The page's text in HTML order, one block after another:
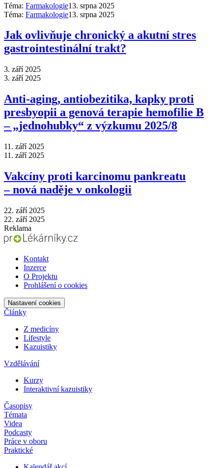
Téma: Farmakologie13. srpna 2025
Téma: Farmakologie13. srpna 2025
Jak ovlivňuje chronický a akutní stres
gastrointestinální trakt?
3. září 2025
3. září 2025
Anti‑aging, antiobezitika, kapky proti
presbyopii a genová terapie hemofilie B
–⁠ „jednohubky“ z výzkumu 2025/8
11. září 2025
11. září 2025
Vakcíny proti karcinomu pankreatu
–⁠ nová naděje v onkologii
22. září 2025
22. září 2025
Reklama
Kontakt
Inzerce
O Projektu
Prohlášení o cookies
Nastavení cookies
Články
Z medicíny
Lifestyle
Kazuistiky
Vzdělávání
Kurzy
Interaktivní kazuistiky
Časopisy
Témata
Videa
Podcasty
Práce v oboru
Praktické